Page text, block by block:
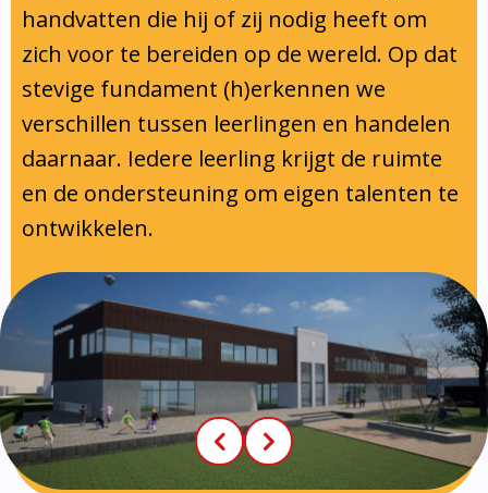
handvatten die hij of zij nodig heeft om
zich voor te bereiden op de wereld. Op dat
stevige fundament (h)erkennen we
verschillen tussen leerlingen en handelen
daarnaar. Iedere leerling krijgt de ruimte
en de ondersteuning om eigen talenten te
ontwikkelen.